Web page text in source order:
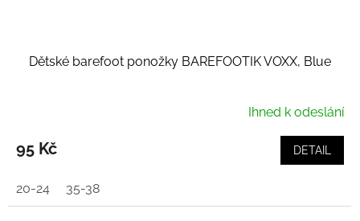
Dětské barefoot ponožky BAREFOOTIK VOXX, Blue
Ihned k odeslání
95 Kč DETAIL
20-24 35-38